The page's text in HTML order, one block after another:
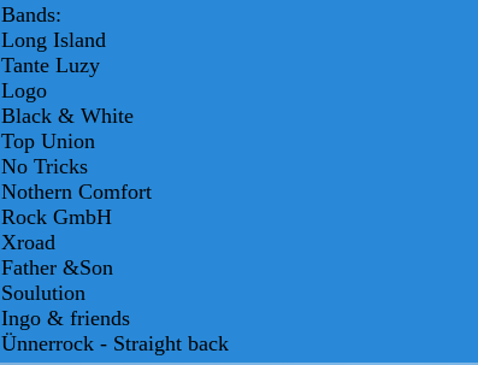
Bands:
Long Island
Tante Luzy
Logo
Black & White
Top Union
No Tricks
Nothern Comfort
Rock GmbH
Xroad
Father &Son
Soulution
Ingo & friends
Ünnerrock - Straight back